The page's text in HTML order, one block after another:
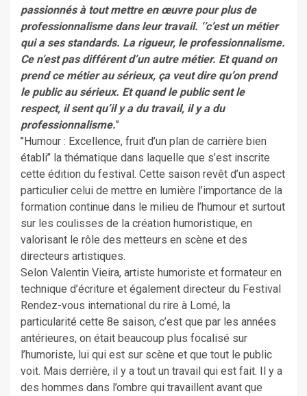
passionnés à tout mettre en œuvre pour plus de
professionnalisme dans leur travail. ‘’c’est un métier
qui a ses standards. La rigueur, le professionnalisme.
Ce n’est pas différent d’un autre métier. Et quand on
prend ce métier au sérieux, ça veut dire qu’on prend
le public au sérieux. Et quand le public sent le
respect, il sent qu’il y a du travail, il y a du
professionnalisme.’’
’’Humour : Excellence, fruit d’un plan de carrière bien
établi’’ la thématique dans laquelle que s’est inscrite
cette édition du festival. Cette saison revêt d’un aspect
particulier celui de mettre en lumière l’importance de la
formation continue dans le milieu de l’humour et surtout
sur les coulisses de la création humoristique, en
valorisant le rôle des metteurs en scène et des
directeurs artistiques.
Selon Valentin Vieira, artiste humoriste et formateur en
technique d’écriture et également directeur du Festival
Rendez-vous international du rire à Lomé, la
particularité cette 8e saison, c’est que par les années
antérieures, on était beaucoup plus focalisé sur
l’humoriste, lui qui est sur scène et que tout le public
voit. Mais derrière, il y a tout un travail qui est fait. Il y a
des hommes dans l’ombre qui travaillent avant que